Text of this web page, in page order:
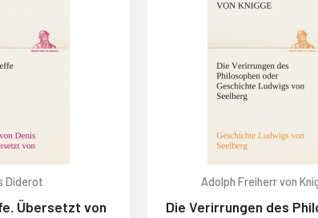
Diderot
Übersetzt von
Adolph Freiherr von
Die Verirrungen des